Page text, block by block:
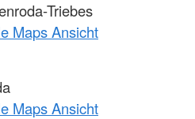
Triebes
Maps Ansicht
Maps Ansicht